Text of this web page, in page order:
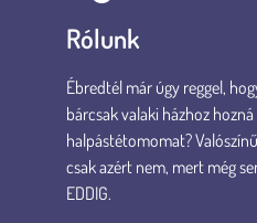
Rólunk
Ébredtél már úgy reggel,
bárcsak valaki házhoz
halpástétomomat?
csak azért nem, mert még
EDDIG.